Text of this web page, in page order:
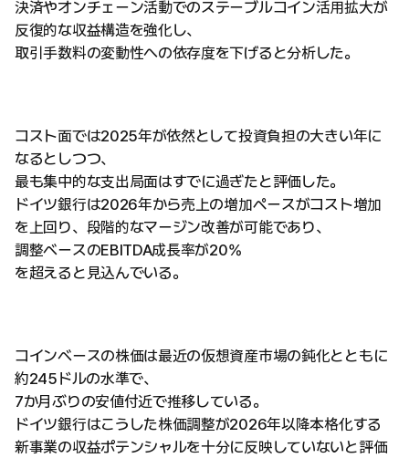
決済やオンチェーン活動でのステーブルコイン活用拡大が
反復的な収益構造を強化し、
取引手数料の変動性への依存度を下げると分析した。
コスト面では2025年が依然として投資負担の大きい年に
なるとしつつ、
最も集中的な支出局面はすでに過ぎたと評価した。
ドイツ銀行は2026年から売上の増加ペースがコスト増加
を上回り、段階的なマージン改善が可能であり、
調整ベースのEBITDA成長率が20%
を超えると見込んでいる。
コインベースの株価は最近の仮想資産市場の鈍化とともに
約245ドルの水準で、
7か月ぶりの安値付近で推移している。
ドイツ銀行はこうした株価調整が2026年以降本格化する
新事業の収益ポテンシャルを十分に反映していないと評価